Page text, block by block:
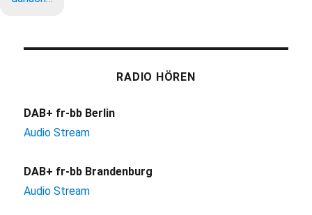
RADIO HÖREN
DAB+ fr-bb Berlin
Audio Stream
DAB+ fr-bb Brandenburg
Audio Stream